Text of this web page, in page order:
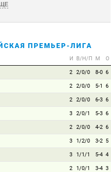
ПРЕМЬЕР-ЛИГА
И В/Н/П М О
2 2/0/0 8-0 6
2 2/0/0 5-1 6
2 2/0/0 6-3 6
3 2/0/1 5-3 6
2 2/0/0 4-2 6
3 1/2/0 3-2 5
3 1/1/1 5-4 4
2 1/0/1 3-4 3